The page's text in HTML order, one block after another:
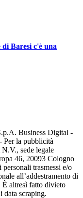
Baresi c'è una
Business Digital -
Per la pubblicità
sede legale
46, 20093 Cologno
trasmessi e/o
all’addestramento di
È altresì fatto divieto
data scraping.